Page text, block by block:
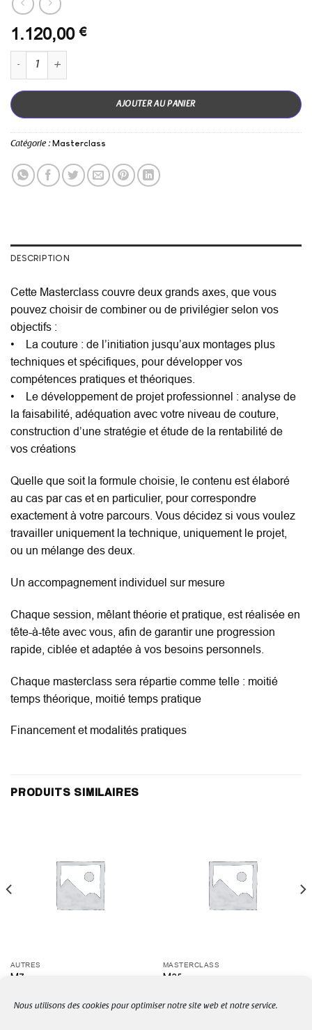
Nous utilisons des cookies pour optimiser notre site web et notre service.
1.120,00€
quantité de M28
AJOUTER AU PANIER
Catégorie :Masterclass
DESCRIPTION
Cette Masterclass couvre deux grands axes, que vous
pouvez choisir de combiner ou de privilégier selon vos
objectifs :
• La couture : de l’initiation jusqu’aux montages plus
techniques et spécifiques, pour développer vos
compétences pratiques et théoriques.
• Le développement de projet professionnel : analyse de
la faisabilité, adéquation avec votre niveau de couture,
construction d’une stratégie et étude de la rentabilité de
vos créations
Quelle que soit la formule choisie, le contenu est élaboré
au cas par cas et en particulier, pour correspondre
exactement à votre parcours. Vous décidez si vous voulez
travailler uniquement la technique, uniquement le projet,
ou un mélange des deux.
Un accompagnement individuel sur mesure
Chaque session, mêlant théorie et pratique, est réalisée en
tête-à-tête avec vous, afin de garantir une progression
rapide, ciblée et adaptée à vos besoins personnels.
Chaque masterclass sera répartie comme telle : moitié
temps théorique, moitié temps pratique
Financement et modalités pratiques
PRODUITS SIMILAIRES
AUTRES
M7
MASTERCLASS
M35